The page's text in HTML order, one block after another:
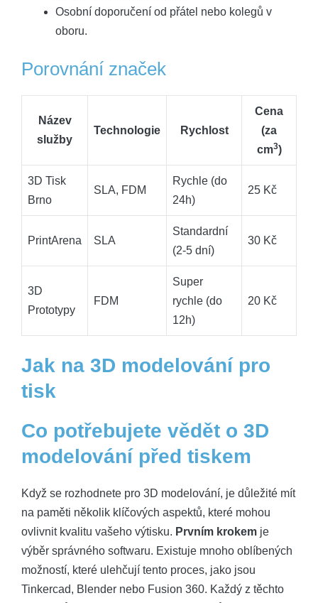
Osobní doporučení od přátel nebo kolegů v
oboru.
Porovnání značek
Název
služby
Technologie Rychlost
Cena
(za
cm3)
3D Tisk
Brno
SLA, FDM
Rychle (do
24h)
25 Kč
PrintArena SLA
Standardní
(2-5 dní)
30 Kč
3D
Prototypy
FDM
Super
rychle (do
12h)
20 Kč
Jak na 3D modelování pro
tisk
Co potřebujete vědět o 3D
modelování před tiskem
Když se rozhodnete pro 3D modelování, je důležité mít
na paměti několik klíčových aspektů, které mohou
ovlivnit kvalitu vašeho výtisku. Prvním krokem je
výběr správného softwaru. Existuje mnoho oblíbených
možností, které ulehčují tento proces, jako jsou
Tinkercad, Blender nebo Fusion 360. Každý z těchto